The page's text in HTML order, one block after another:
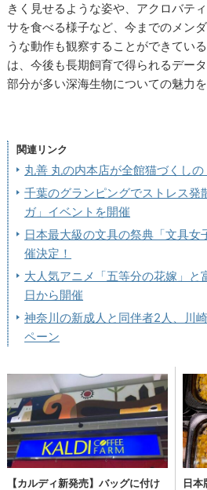
きく見せるような姿や、アクロバテ
サを食べる様子など、今までのメン
うな動作も観察することができてい
は、今後も長期飼育で得られるデー
部分が多い深海生物についての魅力を
関連リンク
丸善 丸の内本店が全館猫づくしの
千葉のグランピングでストレス
ガ」イベントを開催
日本最大級の文具の祭典「文具女
催決定！
大人気アニメ「五等分の花嫁」
日から開催
神奈川の新成人と同伴者2人、川
ペーン